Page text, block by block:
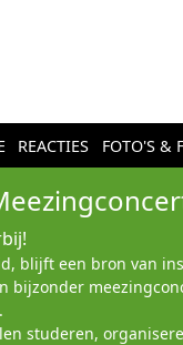
REACTIES FOTO'S &
blijft een bron van
bijzonder
.
studeren,